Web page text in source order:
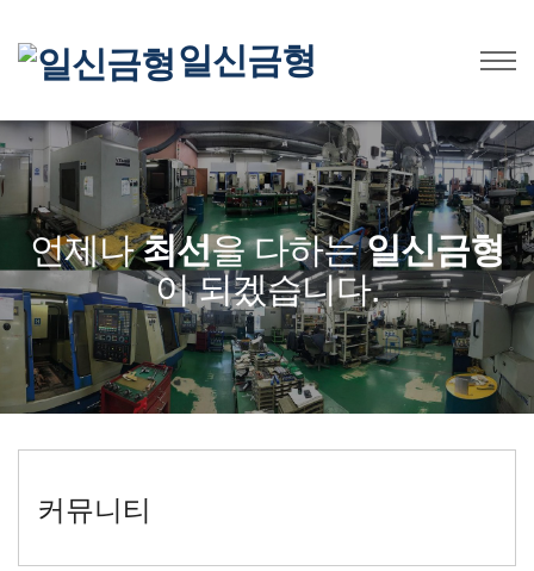
일신금형
언제나최선을 다하는일신금형
이 되겠습니다.
커뮤니티